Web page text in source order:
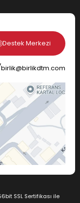
Destek Merkezi
birlik@birlikdtm.com
SSL Sertifikası ile